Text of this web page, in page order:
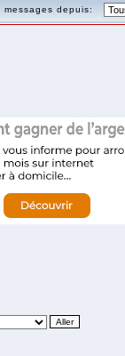
messages depuis: